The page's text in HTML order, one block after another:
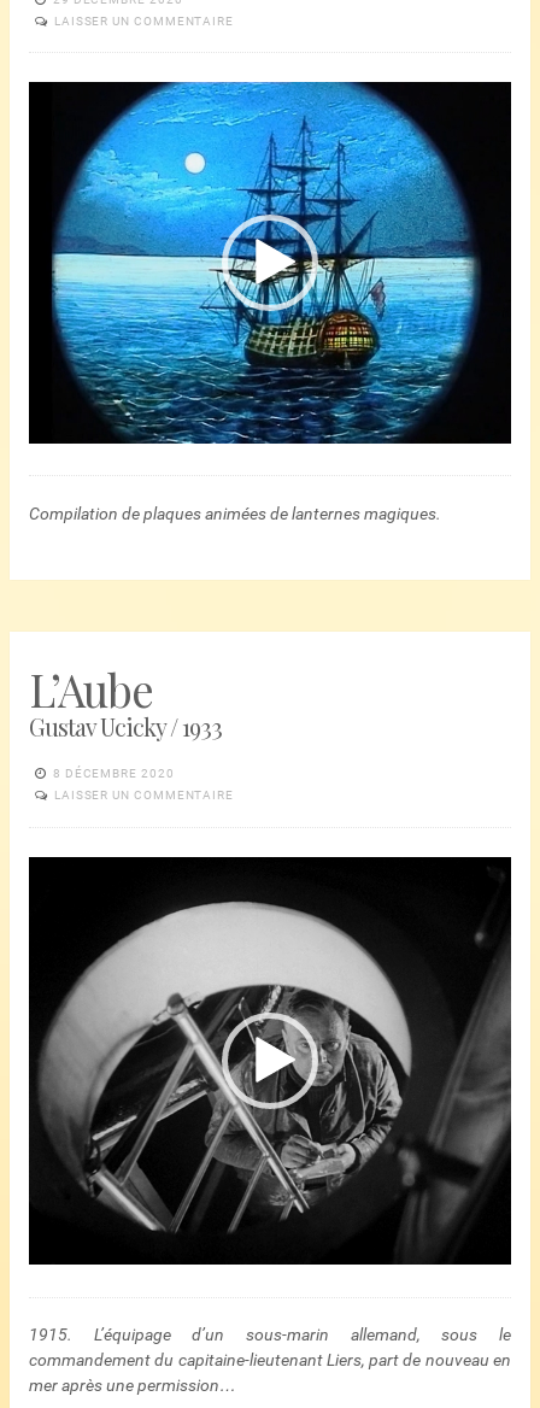
LAISSER UN COMMENTAIRE
Compilation de plaques animées de lanternes magiques.
L’Aube
Gustav Ucicky / 1933
8 DÉCEMBRE 2020
LAISSER UN COMMENTAIRE
1915. L’équipage d’un sous-marin allemand, sous le
commandement du capitaine-lieutenant Liers, part de nouveau en
mer après une permission…